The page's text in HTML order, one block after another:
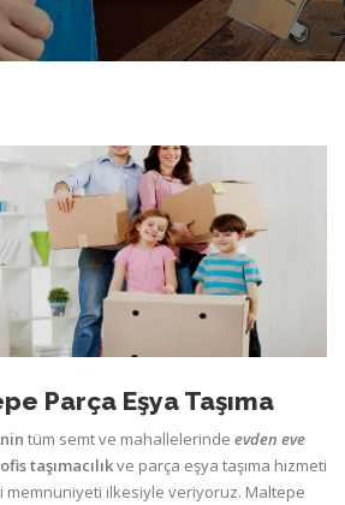
Parça Eşya Taşıma
tüm semt ve mahallelerinde evden eve
ofis taşımacılıkve parça eşya taşıma hizmeti
memnuniyeti ilkesiyle veriyoruz. Maltepe